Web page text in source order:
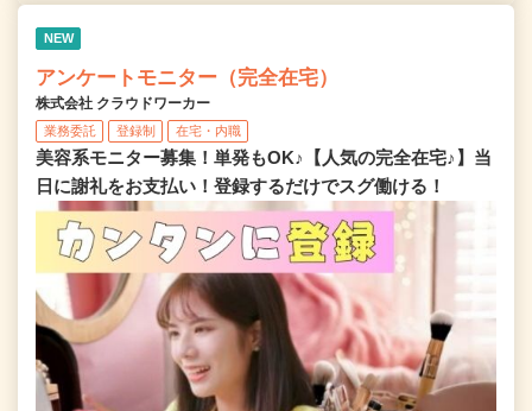
NEW
アンケートモニター（完全在宅）
株式会社 クラウドワーカー
業務委託 登録制 在宅・内職
美容系モニター募集！単発もOK♪【人気の完全在宅♪】当
日に謝礼をお支払い！登録するだけでスグ働ける！